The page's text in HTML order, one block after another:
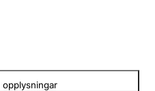
opplysningar